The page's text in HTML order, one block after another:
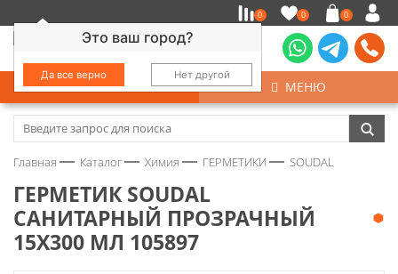
Это ваш город?
Да все верно Нет другой
0 0 0
КАТАЛОГ МЕНЮ
Замочно-скобяные изделия
Колеса
Главная Каталог Химия ГЕРМЕТИКИ SOUDAL
ГЕРМЕТИК SOUDAL
САНИТАРНЫЙ ПРОЗРАЧНЫЙ
15Х300 МЛ 105897